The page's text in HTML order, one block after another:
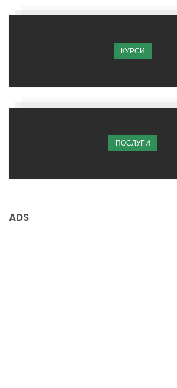
КУРСИ
ПОСЛУГИ
ADS